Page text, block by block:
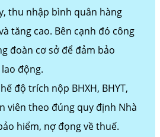
thu nhập bình quân hàng
tăng cao. Bên cạnh đó công
đoàn cơ sở để đảm bảo
động.
độ trích nộp BHXH, BHYT,
viên theo đúng quy định Nhà
hiểm, nợ đọng về thuế.